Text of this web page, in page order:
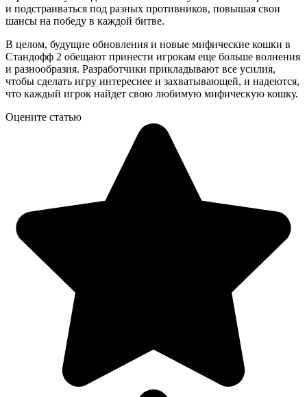
и подстраиваться под разных противников, повышая свои
шансы на победу в каждой битве.
В целом, будущие обновления и новые мифические кошки в
Стандофф 2 обещают принести игрокам еще больше волнения
и разнообразия. Разработчики прикладывают все усилия,
чтобы сделать игру интереснее и захватывающей, и надеются,
что каждый игрок найдет свою любимую мифическую кошку.
Оцените статью